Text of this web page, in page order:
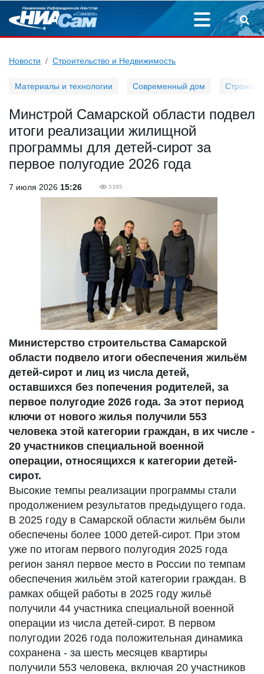
Новости Строительство и Недвижимость
Материалы и технологии Современный дом Строим
Минстрой Самарской области подвел
итоги реализации жилищной
программы для детей-сирот за
первое полугодие 2026 года
7 июля 2026 15:26 3395
Министерство строительства Самарской
области подвело итоги обеспечения жильём
детей-сирот и лиц из числа детей,
оставшихся без попечения родителей, за
первое полугодие 2026 года. За этот период
ключи от нового жилья получили 553
человека этой категории граждан, в их числе -
20 участников специальной военной
операции, относящихся к категории детей-
сирот.
Высокие темпы реализации программы стали
продолжением результатов предыдущего года.
В 2025 году в Самарской области жильём были
обеспечены более 1000 детей-сирот. При этом
уже по итогам первого полугодия 2025 года
регион занял первое место в России по темпам
обеспечения жильём этой категории граждан. В
рамках общей работы в 2025 году жильё
получили 44 участника специальной военной
операции из числа детей-сирот. В первом
полугодии 2026 года положительная динамика
сохранена - за шесть месяцев квартиры
получили 553 человека, включая 20 участников